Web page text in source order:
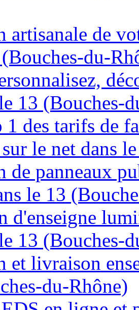
artisanale de
du-
13 (Bouches-
1 des tarifs de
le net dans
de panneaux
le 13
d'enseigne
13 (Bouches-
et livraison
du-Rhône)